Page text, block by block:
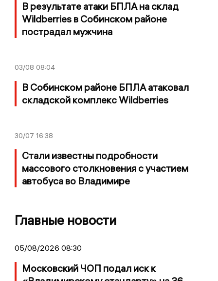
В результате атаки БПЛА на склад
Wildberries в Собинском районе
пострадал мужчина
03/08 08:04
В Собинском районе БПЛА атаковал
складской комплекс Wildberries
30/07 16:38
Стали известны подробности
массового столкновения с участием
автобуса во Владимире
Главные новости
05/08/2026 08:30
Московский ЧОП подал иск к